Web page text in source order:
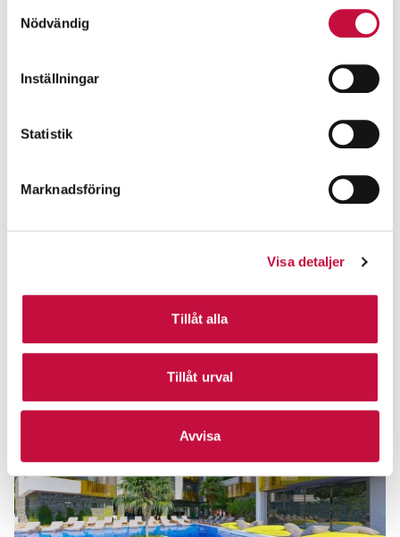
Nödvändig
Inställningar
Statistik
Marknadsföring
Visa detaljer
Tillåt alla
Tillåt urval
Avvisa